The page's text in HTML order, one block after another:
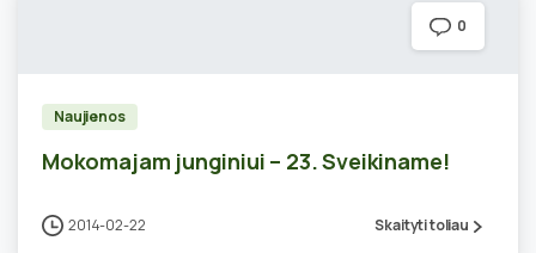
0
Naujienos
Mokomajam junginiui – 23. Sveikiname!
2014-02-22 Skaityti toliau